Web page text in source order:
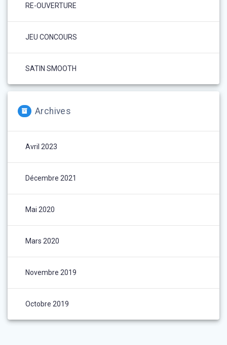
RE-OUVERTURE
JEU CONCOURS
SATIN SMOOTH
Archives
Avril 2023
Décembre 2021
Mai 2020
Mars 2020
Novembre 2019
Octobre 2019